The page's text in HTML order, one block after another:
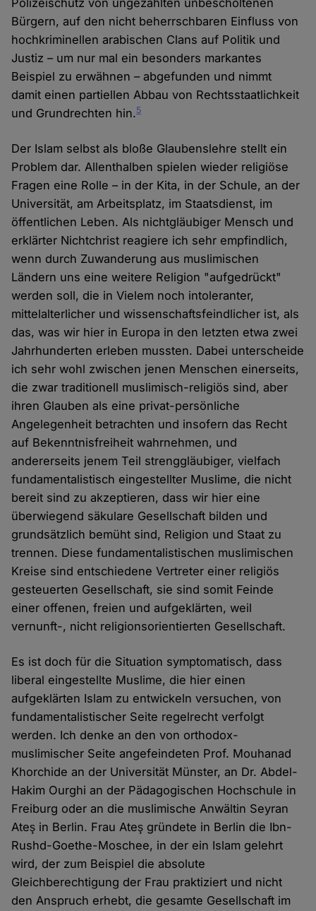
Polizeischutz von ungezählten unbescholtenen
Bürgern, auf den nicht beherrschbaren Einfluss von
hochkriminellen arabischen Clans auf Politik und
Justiz – um nur mal ein besonders markantes
Beispiel zu erwähnen – abgefunden und nimmt
damit einen partiellen Abbau von Rechtsstaatlichkeit
und Grundrechten hin.5
Der Islam selbst als bloße Glaubenslehre stellt ein
Problem dar. Allenthalben spielen wieder religiöse
Fragen eine Rolle – in der Kita, in der Schule, an der
Universität, am Arbeitsplatz, im Staatsdienst, im
öffentlichen Leben. Als nichtgläubiger Mensch und
erklärter Nichtchrist reagiere ich sehr empfindlich,
wenn durch Zuwanderung aus muslimischen
Ländern uns eine weitere Religion "aufgedrückt"
werden soll, die in Vielem noch intoleranter,
mittelalterlicher und wissenschaftsfeindlicher ist, als
das, was wir hier in Europa in den letzten etwa zwei
Jahrhunderten erleben mussten. Dabei unterscheide
ich sehr wohl zwischen jenen Menschen einerseits,
die zwar traditionell muslimisch-religiös sind, aber
ihren Glauben als eine privat-persönliche
Angelegenheit betrachten und insofern das Recht
auf Bekenntnisfreiheit wahrnehmen, und
andererseits jenem Teil strenggläubiger, vielfach
fundamentalistisch eingestellter Muslime, die nicht
bereit sind zu akzeptieren, dass wir hier eine
überwiegend säkulare Gesellschaft bilden und
grundsätzlich bemüht sind, Religion und Staat zu
trennen. Diese fundamentalistischen muslimischen
Kreise sind entschiedene Vertreter einer religiös
gesteuerten Gesellschaft, sie sind somit Feinde
einer offenen, freien und aufgeklärten, weil
vernunft-, nicht religionsorientierten Gesellschaft.
Es ist doch für die Situation symptomatisch, dass
liberal eingestellte Muslime, die hier einen
aufgeklärten Islam zu entwickeln versuchen, von
fundamentalistischer Seite regelrecht verfolgt
werden. Ich denke an den von orthodox-
muslimischer Seite angefeindeten Prof. Mouhanad
Khorchide an der Universität Münster, an Dr. Abdel-
Hakim Ourghi an der Pädagogischen Hochschule in
Freiburg oder an die muslimische Anwältin Seyran
Ateş in Berlin. Frau Ateş gründete in Berlin die Ibn-
Rushd-Goethe-Moschee, in der ein Islam gelehrt
wird, der zum Beispiel die absolute
Gleichberechtigung der Frau praktiziert und nicht
den Anspruch erhebt, die gesamte Gesellschaft im